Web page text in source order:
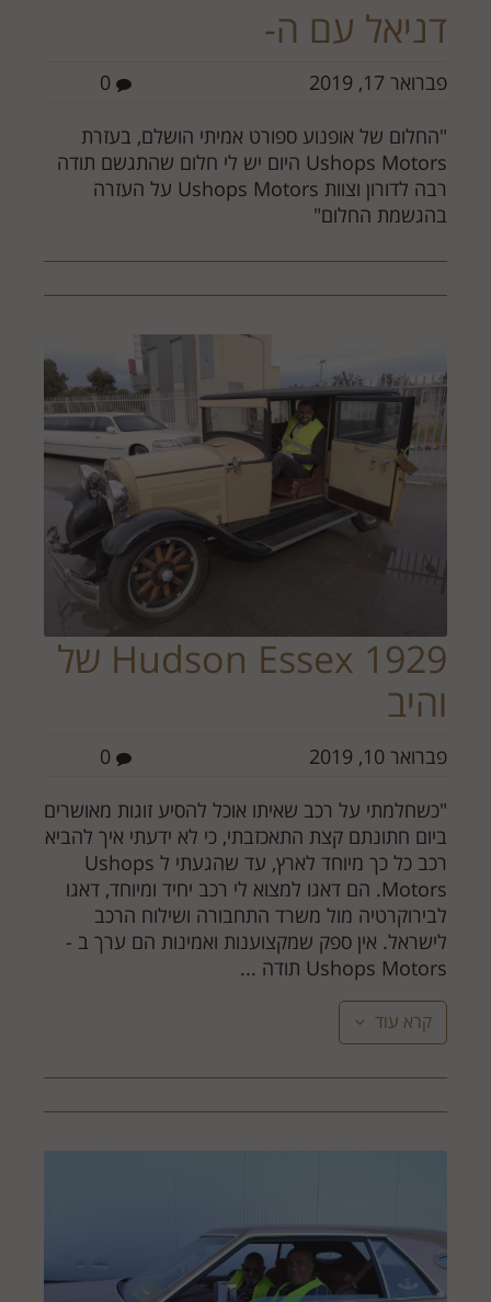
דניאל עם ה-
פברואר 17, 2019
"החלום של אופנוע ספורט אמיתי הושלם, בעזרת
Ushops Motors היום יש לי חלום שהתגשם תודה
רבה לדורון וצוות Ushops Motors על העזרה
בהגשמת החלום"
Hudson Essex 1929 של
והיב
פברואר 10, 2019
"כשחלמתי על רכב שאיתו אוכל להסיע זוגות מאושרים
ביום חתונתם קצת התאכזבתי, כי לא ידעתי איך להביא
רכב כל כך מיוחד לארץ, עד שהגעתי ל Ushops
Motors. הם דאגו למצוא לי רכב יחיד ומיוחד, דאגו
לבירוקרטיה מול משרד התחבורה ושילוח הרכב
לישראל. אין ספק שמקצוענות ואמינות הם ערך ב -
Ushops Motors תודה ...
קרא עוד